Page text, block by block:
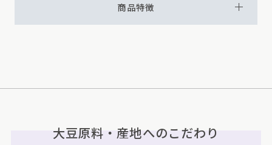
商品特徴
大豆原料・産地へのこだわり